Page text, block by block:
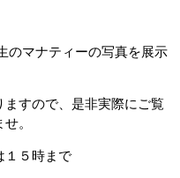
のマナティーの写真を展示
ますので、是非実際にご覧
。
５時まで